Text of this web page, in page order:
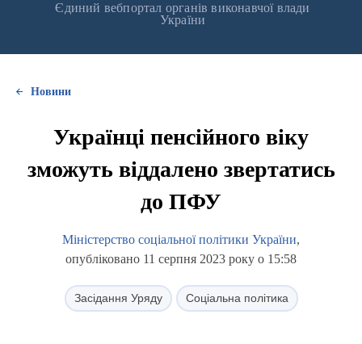
Єдиний вебпортал органів виконавчої влади
України
Новини
Українці пенсійного віку
зможуть віддалено звертатись
до ПФУ
Міністерство соціальної політики України,
опубліковано 11 серпня 2023 року о 15:58
Засідання Уряду Соціальна політика